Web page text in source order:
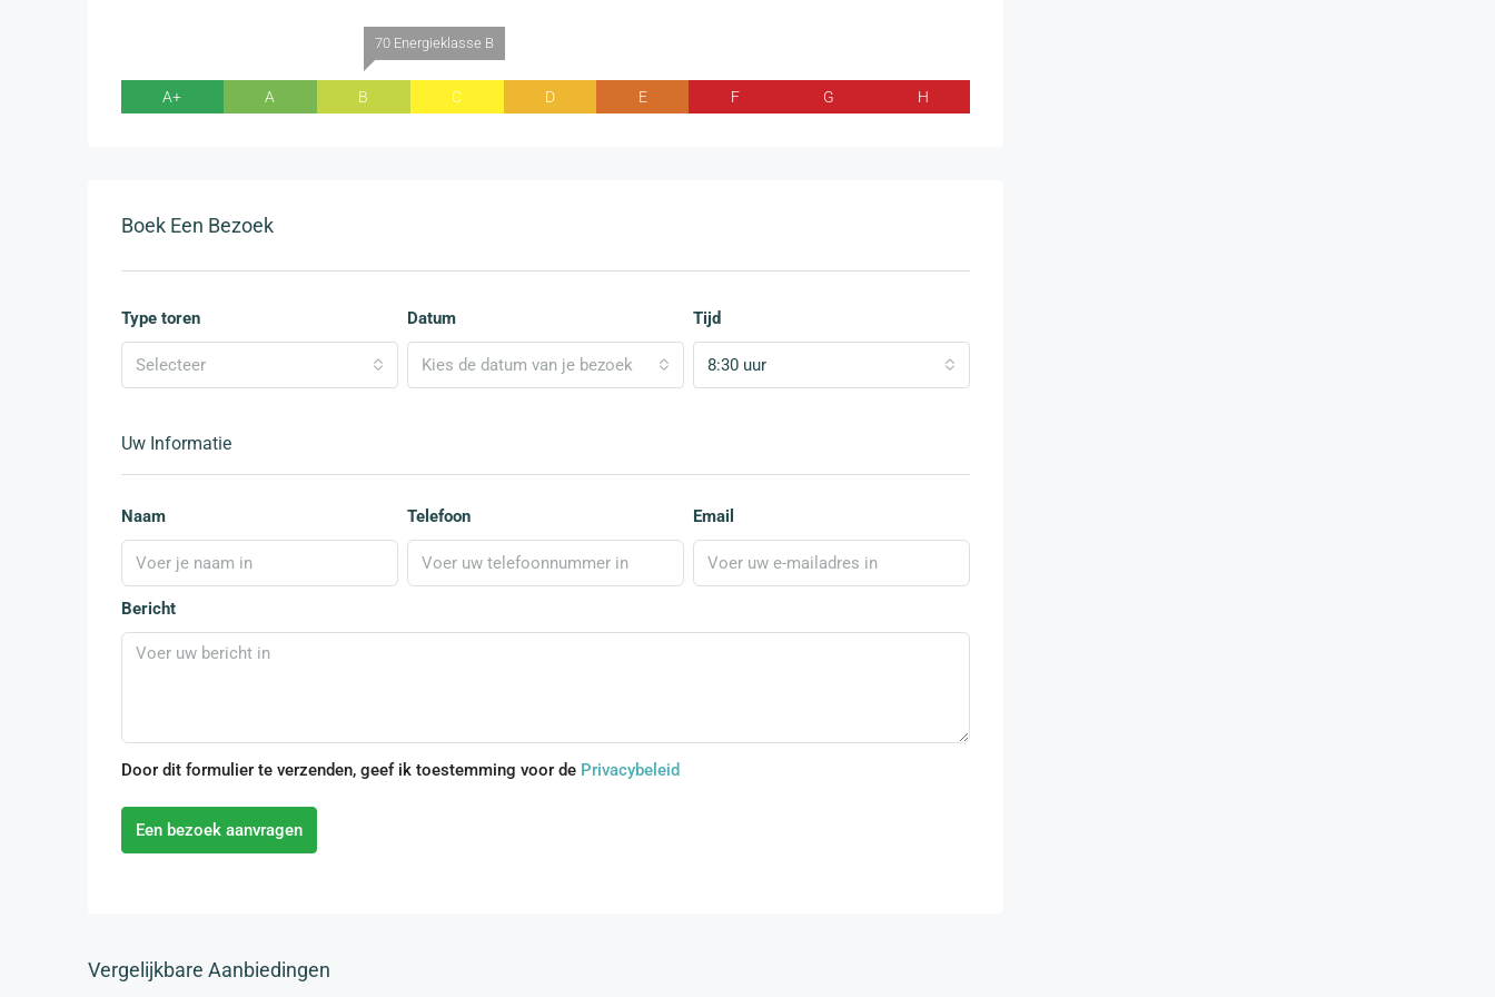
A+ A
70 Energieklasse B
B C D E F G H
Boek Een Bezoek
Type toren
Selecteer
Datum
Kies de datum van je bezoek
Tijd
8:30 uur
Uw Informatie
Naam Telefoon Email
Bericht
Door dit formulier te verzenden, geef ik toestemming voor de Privacybeleid
Een bezoek aanvragen
Vergelijkbare Aanbiedingen